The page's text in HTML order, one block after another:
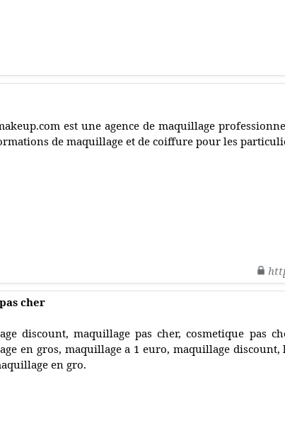
est une agence de maquillage
de maquillage et de coiffure pour les
cher
discount, maquillage pas cher, cosmetique pas
en gros, maquillage a 1 euro, maquillage discount,
en gro.